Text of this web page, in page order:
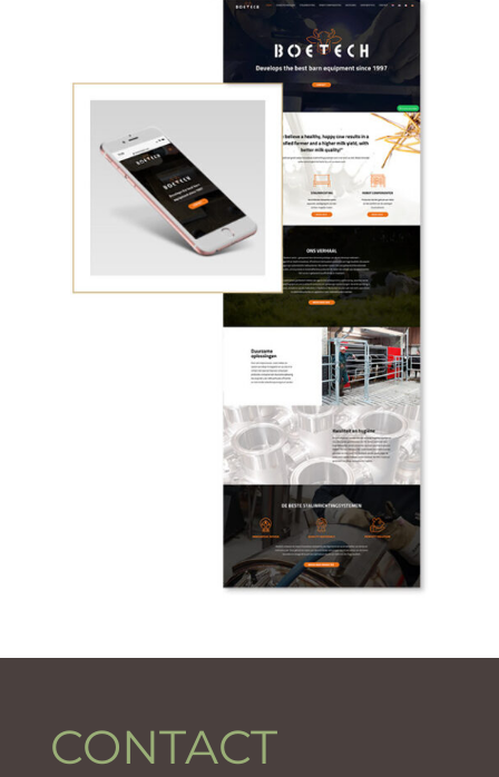
CONTACT